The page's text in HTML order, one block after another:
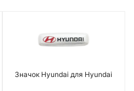
Значок Hyundai для Hyundai